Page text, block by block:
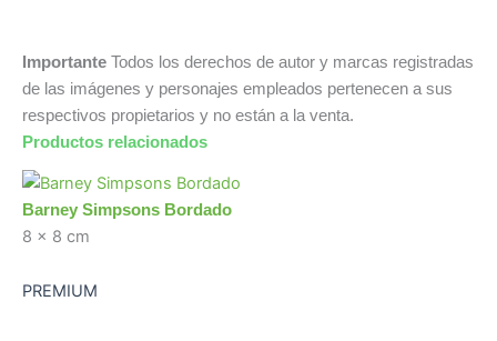
Importante Todos los derechos de autor y marcas registradas
de las imágenes y personajes empleados pertenecen a sus
respectivos propietarios y no están a la venta.
Productos relacionados
Barney Simpsons Bordado
8 x 8 cm
PREMIUM